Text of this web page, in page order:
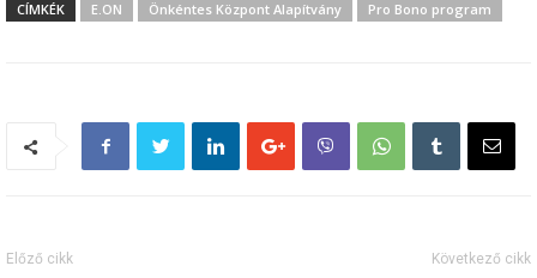
CÍMKÉK E.ON Önkéntes Központ Alapítvány Pro Bono program
Előző cikk Következő cikk